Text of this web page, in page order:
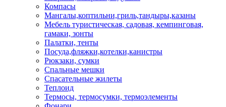
Компасы
Мангалы,коптильни,гриль,тандыры,казаны
Мебель туристическая, садовая, кемпинговая,
гамаки, зонты
Палатки, тенты
Посуда,фляжки,котелки,канистры
Рюкзаки, сумки
Спальные мешки
Спасательные жилеты
Теплоид
Термосы, термосумки, термоэлементы